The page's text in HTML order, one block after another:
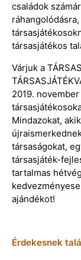
családok
társasjátékos
Várjuk a
2019.
Mindazokat,
társaságokat,
társasjáték-
tartalmas
ajándékot!
Érdekesnek